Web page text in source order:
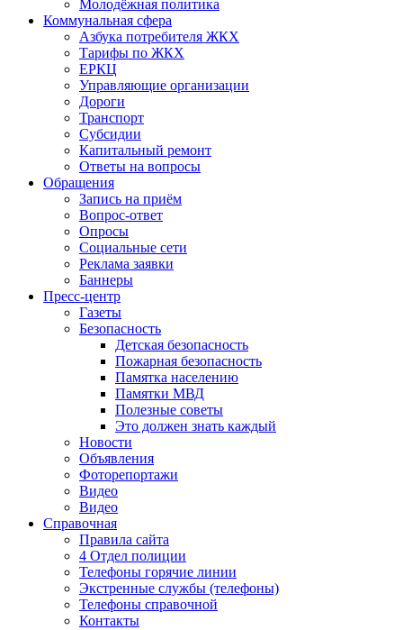
Молодёжная политика
Коммунальная сфера
Азбука потребителя ЖКХ
Тарифы по ЖКХ
ЕРКЦ
Управляющие организации
Дороги
Транспорт
Субсидии
Капитальный ремонт
Ответы на вопросы
Обращения
Запись на приём
Вопрос-ответ
Опросы
Социальные сети
Реклама заявки
Баннеры
Пресс-центр
Газеты
Безопасность
Детская безопасность
Пожарная безопасность
Памятка населению
Памятки МВД
Полезные советы
Это должен знать каждый
Новости
Объявления
Фоторепортажи
Видео
Видео
Справочная
Правила сайта
4 Отдел полиции
Телефоны горячие линии
Экстренные службы (телефоны)
Телефоны справочной
Контакты